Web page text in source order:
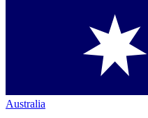
Australia